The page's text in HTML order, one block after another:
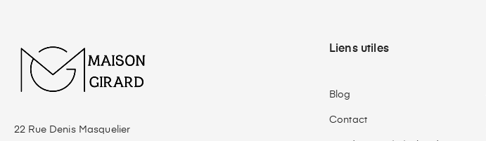
22 Rue Denis Masquelier
Liens utiles
Blog
Contact